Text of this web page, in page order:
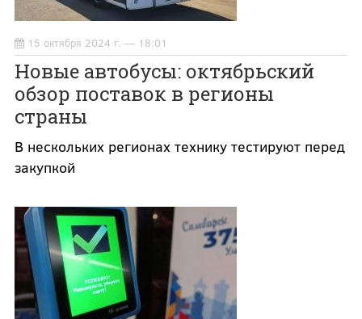
15 октября 2024 г. — 18:01
Новые автобусы: октябрьский
обзор поставок в регионы
страны
В нескольких регионах технику тестируют перед
закупкой